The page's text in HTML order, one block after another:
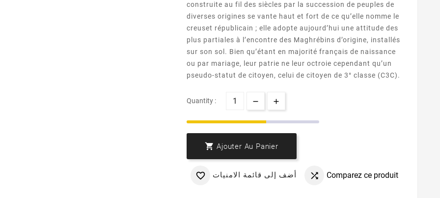
construite au fil des siècles par la succession de peuples de
diverses origines se vante haut et fort de ce qu’elle nomme le
creuset républicain ; elle adopte aujourd’hui une attitude des
plus partiales à l’encontre des Maghrébins d’origine, installés
sur son sol. Bien qu’étant en majorité français de naissance
ou par mariage, leur patrie ne leur octroie cependant qu’un
pseudo-statut de citoyen, celui de citoyen de 3° classe (C3C).
Quantity :
 Ajouter Au Panier
 أضف إلى قائمة الامنيات  Comparez ce produit